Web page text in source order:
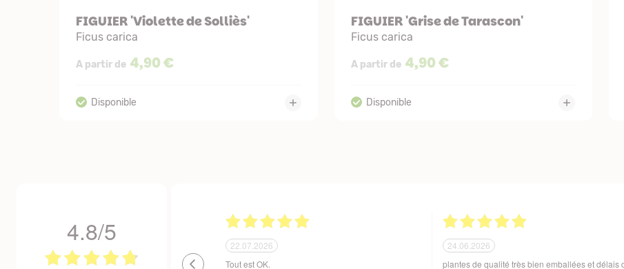
FIGUIER 'Violette de Solliès'
Ficus carica
A partir de 4,90 €
FIGUIER 'Grise de Tarascon'
Ficus carica
A partir de 4,90 €
4.8/5
Un site que nous recommandons sans réserve. La
23.06.2026
Respect des délais.Emballage soigné des produits
21.06.2026
Tout est parfait. Je suis enchantée Quoi de plus !